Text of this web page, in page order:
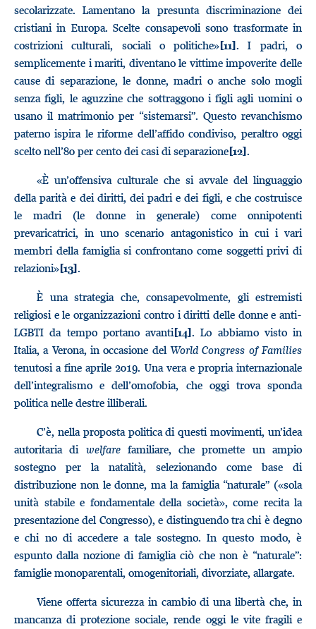
secolarizzate. Lamentano la presunta discriminazione dei
cristiani in Europa. Scelte consapevoli sono trasformate in
costrizioni culturali, sociali o politiche»[11]. I padri, o
semplicemente i mariti, diventano le vittime impoverite delle
cause di separazione, le donne, madri o anche solo mogli
senza figli, le aguzzine che sottraggono i figli agli uomini o
usano il matrimonio per “sistemarsi”. Questo revanchismo
paterno ispira le riforme dell’affido condiviso, peraltro oggi
scelto nell’80 per cento dei casi di separazione[12].
«È un’offensiva culturale che si avvale del linguaggio
della parità e dei diritti, dei padri e dei figli, e che costruisce
le madri (le donne in generale) come onnipotenti
prevaricatrici, in uno scenario antagonistico in cui i vari
membri della famiglia si confrontano come soggetti privi di
relazioni»[13].
È una strategia che, consapevolmente, gli estremisti
religiosi e le organizzazioni contro i diritti delle donne e anti-
LGBTI da tempo portano avanti[14]. Lo abbiamo visto in
Italia, a Verona, in occasione del World Congress of Families
tenutosi a fine aprile 2019. Una vera e propria internazionale
dell’integralismo e dell’omofobia, che oggi trova sponda
politica nelle destre illiberali.
C’è, nella proposta politica di questi movimenti, un’idea
autoritaria di welfarefamiliare, che promette un ampio
sostegno per la natalità, selezionando come base di
distribuzione non le donne, ma la famiglia “naturale” («sola
unità stabile e fondamentale della società», come recita la
presentazione del Congresso), e distinguendo tra chi è degno
e chi no di accedere a tale sostegno. In questo modo, è
espunto dalla nozione di famiglia ciò che non è “naturale”:
famiglie monoparentali, omogenitoriali, divorziate, allargate.
Viene offerta sicurezza in cambio di una libertà che, in
mancanza di protezione sociale, rende oggi le vite fragili e